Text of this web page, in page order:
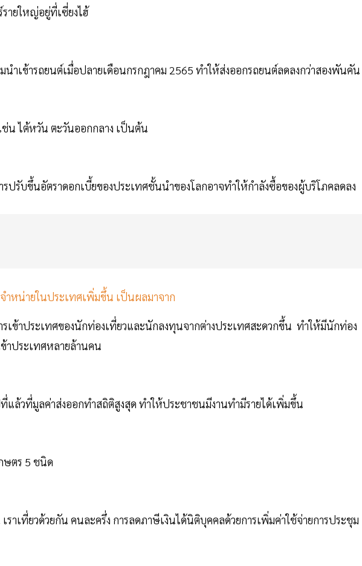
ายใหญ่อยู่ที่เซี่ยงไฮ้
นำเข้ารถยนต์เมื่อปลายเดือนกรกฎาคม 2565 ทำให้ส่งออกรถยนต์ลดลงกว่าสองพันคัน
ช่น ไต้หวัน ตะวันออกกลาง เป็นต้น
รปรับขึ้นอัตราดอกเบี้ยของประเทศชั้นนำของโลกอาจทำให้กำลังซื้อของผู้บริโภคลดลง
ำหน่ายในประเทศเพิ่มขึ้น เป็นผลมาจาก
รเข้าประเทศของนักท่องเที่ยวและนักลงทุนจากต่างประเทศสะดวกขึ้น ทำให้มีนักท่อง
าประเทศหลายล้านคน
ที่แล้วที่มูลค่าส่งออกทำสถิติสูงสุด ทำให้ประชาชนมีงานทำมีรายได้เพิ่มขึ้น
ษตร 5 ชนิด
ราเที่ยวด้วยกัน คนละครึ่ง การลดภาษีเงินได้นิติบุคคลด้วยการเพิ่มค่าใช้จ่ายการประชุม